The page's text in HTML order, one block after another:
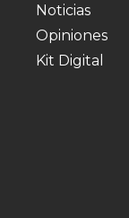
Noticias
Opiniones
Kit Digital